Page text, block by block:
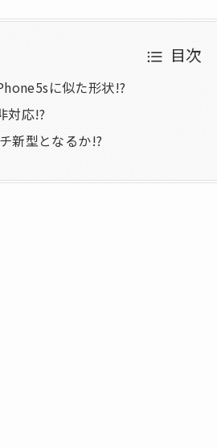
目次
に似た形状!?
対応!?
新型となるか!?